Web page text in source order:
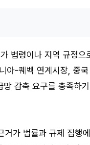
법령이나 지역 규정으
아-퀘벡 연계시장, 중
감축 요구를 충족하기
거가 법률과 규제 집행에